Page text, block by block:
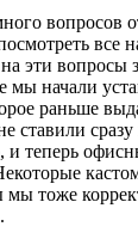
вопросов
все
эти вопросы
мы начали
раньше
ставили сразу
теперь
мы тоже